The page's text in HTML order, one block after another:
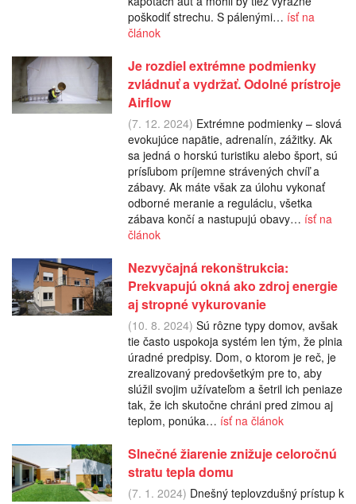
poškodiť strechu. S pálenými… ísť na
článok
Je rozdiel extrémne podmienky
zvládnuť a vydržať. Odolné prístroje
Airflow
(7. 12. 2024) Extrémne podmienky – slová
evokujúce napätie, adrenalín, zážitky. Ak
sa jedná o horskú turistiku alebo šport, sú
prísľubom príjemne strávených chvíľ a
zábavy. Ak máte však za úlohu vykonať
odborné meranie a reguláciu, všetka
zábava končí a nastupujú obavy… ísť na
článok
Nezvyčajná rekonštrukcia:
Prekvapujú okná ako zdroj energie
aj stropné vykurovanie
(10. 8. 2024) Sú rôzne typy domov, avšak
tie často uspokoja systém len tým, že plnia
úradné predpisy. Dom, o ktorom je reč, je
zrealizovaný predovšetkým pre to, aby
slúžil svojim užívateľom a šetril ich peniaze
tak, že ich skutočne chráni pred zimou aj
teplom, ponúka… ísť na článok
Slnečné žiarenie znižuje celoročnú
stratu tepla domu
(7. 1. 2024) Dnešný teplovzdušný prístup k